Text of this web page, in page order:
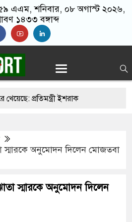
এএম, শনিবার, ০৮ অগাস্ট ২০২৬,
১৪৩৩ বঙ্গাব্দ
প্রতিমন্ত্রী ইশরাক
না থাকার কারণ
স্মারকে অনুমোদন দিলেন মোজতবা
স্মারকে অনুমোদন দিলেন